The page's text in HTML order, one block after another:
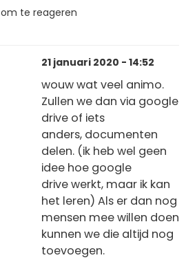
om te reageren
21 januari 2020 - 14:52
wouw wat veel animo.
Zullen we dan via google
drive of iets
anders, documenten
delen. (ik heb wel geen
idee hoe google
drive werkt, maar ik kan
het leren) Als er dan nog
mensen mee willen doen
kunnen we die altijd nog
toevoegen.